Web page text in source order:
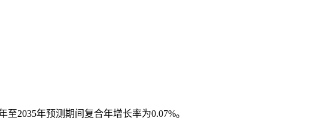
2035年预测期间复合年增长率为0.07%。